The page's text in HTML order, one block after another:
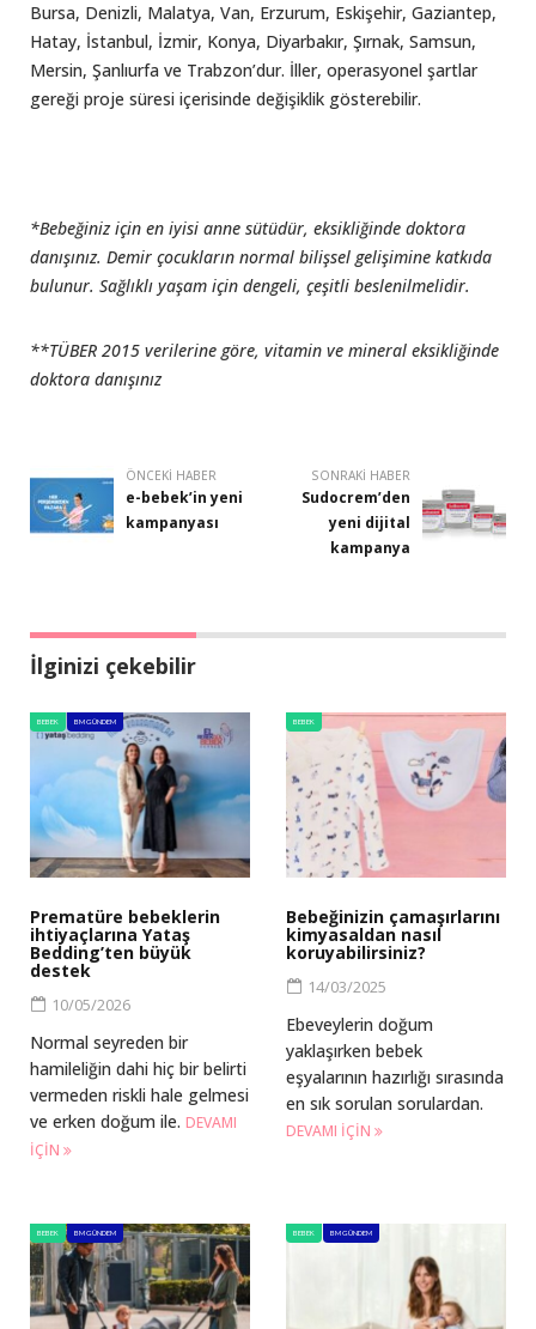
Bursa, Denizli, Malatya, Van, Erzurum, Eskişehir, Gaziantep,
Hatay, İstanbul, İzmir, Konya, Diyarbakır, Şırnak, Samsun,
Mersin, Şanlıurfa ve Trabzon’dur. İller, operasyonel şartlar
gereği proje süresi içerisinde değişiklik gösterebilir.
*Bebeğiniz için en iyisi anne sütüdür, eksikliğinde doktora
danışınız. Demir çocukların normal bilişsel gelişimine katkıda
bulunur. Sağlıklı yaşam için dengeli, çeşitli beslenilmelidir.
**TÜBER 2015 verilerine göre, vitamin ve mineral eksikliğinde
doktora danışınız
ÖNCEKI HABER
e-bebek’in yeni
kampanyası
SONRAKI HABER
Sudocrem’den
yeni dijital
kampanya
İlginizi çekebilir
BEBEK BM GÜNDEM
Prematüre bebeklerin
ihtiyaçlarına Yataş
Bedding’ten büyük
destek
10/05/2026
Normal seyreden bir
hamileliğin dahi hiç bir belirti
vermeden riskli hale gelmesi
ve erken doğum ile. DEVAMI
IÇIN
BEBEK
Bebeğinizin çamaşırlarını
kimyasaldan nasıl
koruyabilirsiniz?
14/03/2025
Ebeveylerin doğum
yaklaşırken bebek
eşyalarının hazırlığı sırasında
en sık sorulan sorulardan.
DEVAMI IÇIN
BEBEK BM GÜNDEM BEBEK BM GÜNDEM